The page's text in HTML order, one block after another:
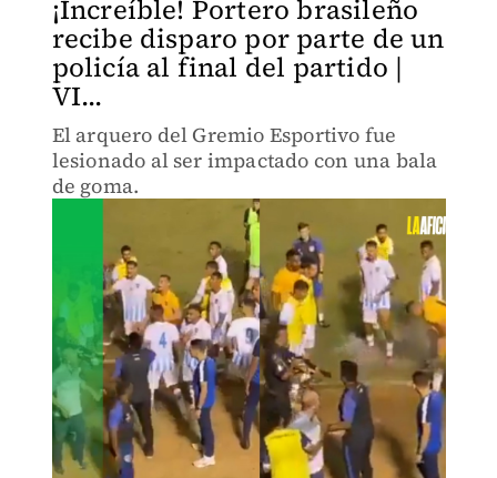
¡Increíble! Portero brasileño
recibe disparo por parte de un
policía al final del partido |
VI...
El arquero del Gremio Esportivo fue
lesionado al ser impactado con una bala
de goma.